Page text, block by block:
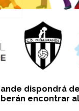
dispondrá
encontrar